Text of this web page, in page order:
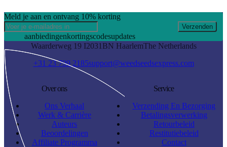
Meld je aan en ontvang 10% korting
Verzenden
aanbiedingenkortingscodesupdates
Waarderweg 19 I2031BN HaarlemThe Netherlands
+31 23 799 2185support@weedseedsexpress.com
Over ons
Ons Verhaal
Werk & Carrière
Auteurs
Beoordelingen
Affiliate Programma
Service
Verzending En Bezorging
Betalingsverwerking
Retourbeleid
Restitutiebeleid
Contact